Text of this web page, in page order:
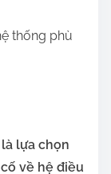
thống phù
lựa chọn
về hệ điều